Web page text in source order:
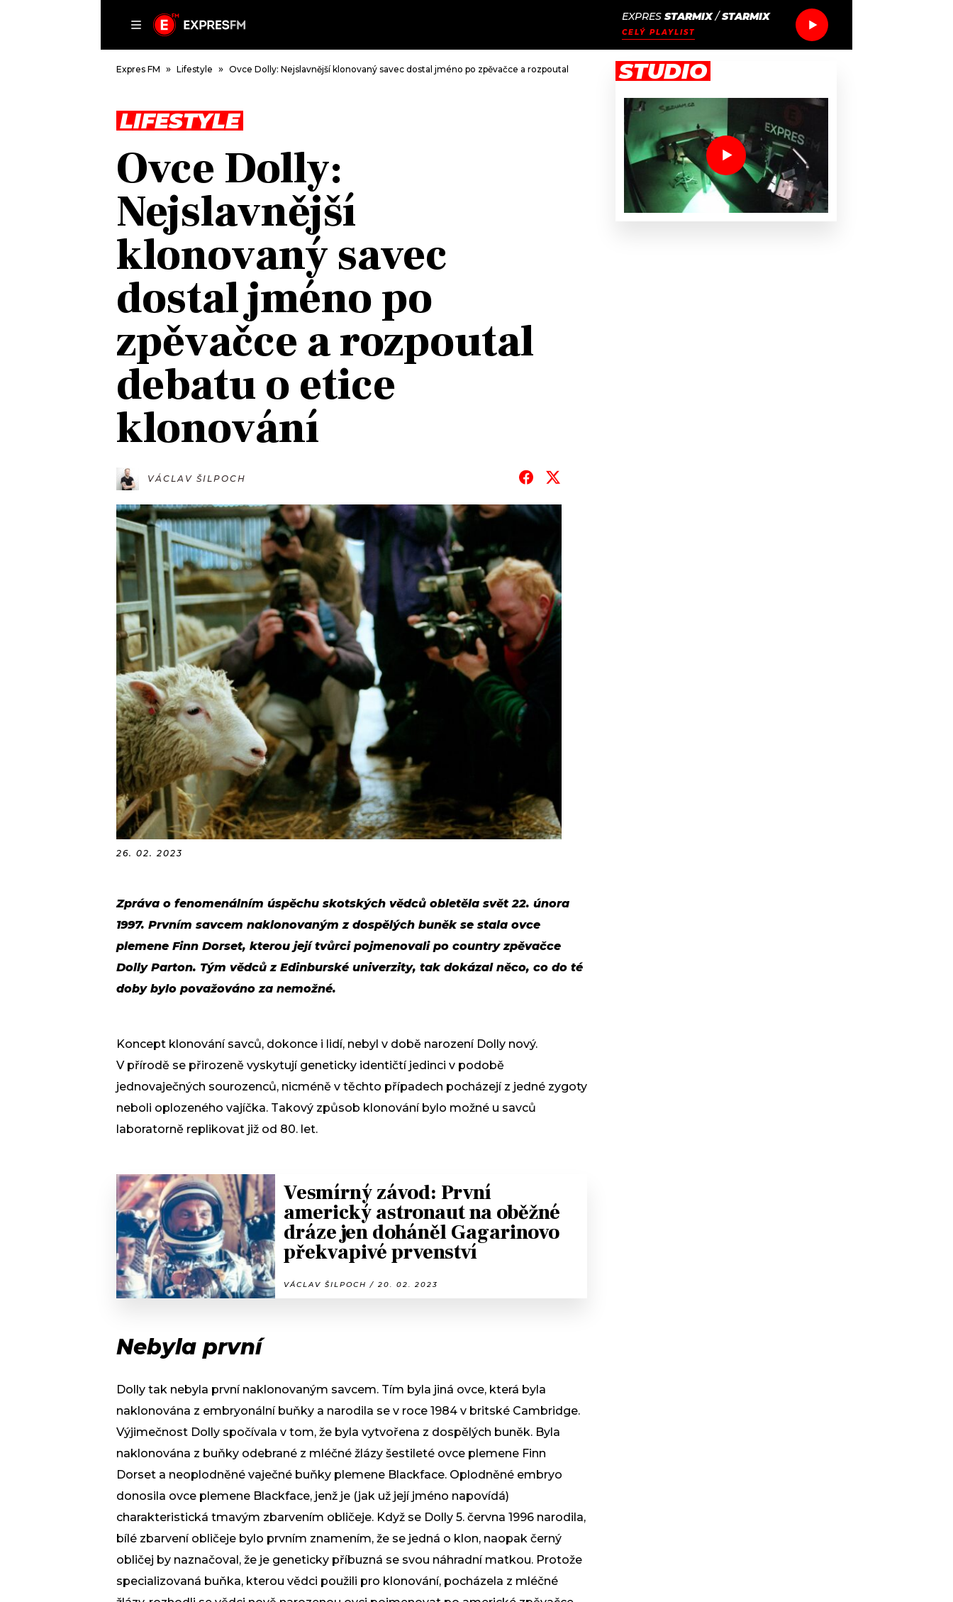
EXPRES STARMIX/STARMIX
CELÝ PLAYLIST
DOMŮ
ČLÁNKY
HUDBA
ROZHOVORY
#NEBUDUDOMA
KALENDÁŘ
KVÍZY
TRENDY
MIX
OSTATNÍ
PODCASTY
JAK NALADIT
RÁDIO
APLIKACE
PROGRAM
PLAYLIST
JAK NALADIT
Expres FM Lifestyle Ovce Dolly: Nejslavnější klonovaný savec dostal jméno po zpěvačce a rozpoutal debatu o etice klonování
LIFESTYLE
Ovce Dolly:
Nejslavnější
klonovaný savec
dostal jméno po
zpěvačce a rozpoutal
debatu o etice
klonování
VÁCLAV ŠILPOCH
26. 02. 2023
Zpráva o fenomenálním úspěchu skotských vědců obletěla svět 22. února
1997. Prvním savcem naklonovaným z dospělých buněk se stala ovce
plemene Finn Dorset, kterou její tvůrci pojmenovali po country zpěvačce
Dolly Parton. Tým vědců z Edinburské univerzity, tak dokázal něco, co do té
doby bylo považováno za nemožné.
Koncept klonování savců, dokonce i lidí, nebyl v době narození Dolly nový.
V přírodě se přirozeně vyskytují geneticky identičtí jedinci v podobě
jednovaječných sourozenců, nicméně v těchto případech pocházejí z jedné zygoty
neboli oplozeného vajíčka. Takový způsob klonování bylo možné u savců
laboratorně replikovat již od 80. let.
Vesmírný závod: První
americký astronaut na oběžné
dráze jen doháněl Gagarinovo
překvapivé prvenství
VÁCLAV ŠILPOCH / 20. 02. 2023
Nebyla první
Dolly tak nebyla první naklonovaným savcem. Tím byla jiná ovce, která byla
naklonována z embryonální buňky a narodila se v roce 1984 v britské Cambridge.
Výjimečnost Dolly spočívala v tom, že byla vytvořena z dospělých buněk. Byla
naklonována z buňky odebrané z mléčné žlázy šestileté ovce plemene Finn
Dorset a neoplodněné vaječné buňky plemene Blackface. Oplodněné embryo
donosila ovce plemene Blackface, jenž je (jak už její jméno napovídá)
charakteristická tmavým zbarvením obličeje. Když se Dolly 5. června 1996 narodila,
bílé zbarvení obličeje bylo prvním znamením, že se jedná o klon, naopak černý
obličej by naznačoval, že je geneticky příbuzná se svou náhradní matkou. Protože
specializovaná buňka, kterou vědci použili pro klonování, pocházela z mléčné
STUDIO